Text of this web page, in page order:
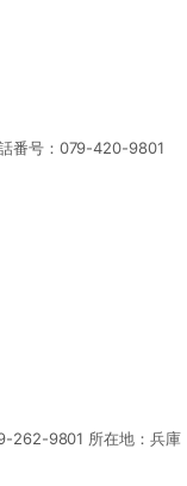
番号：079-420-9801
262-9801 所在地：兵庫